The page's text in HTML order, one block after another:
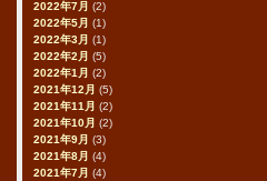
2022年7月 (2)
2022年5月 (1)
2022年3月 (1)
2022年2月 (5)
2022年1月 (2)
2021年12月 (5)
2021年11月 (2)
2021年10月 (2)
2021年9月 (3)
2021年8月 (4)
2021年7月 (4)